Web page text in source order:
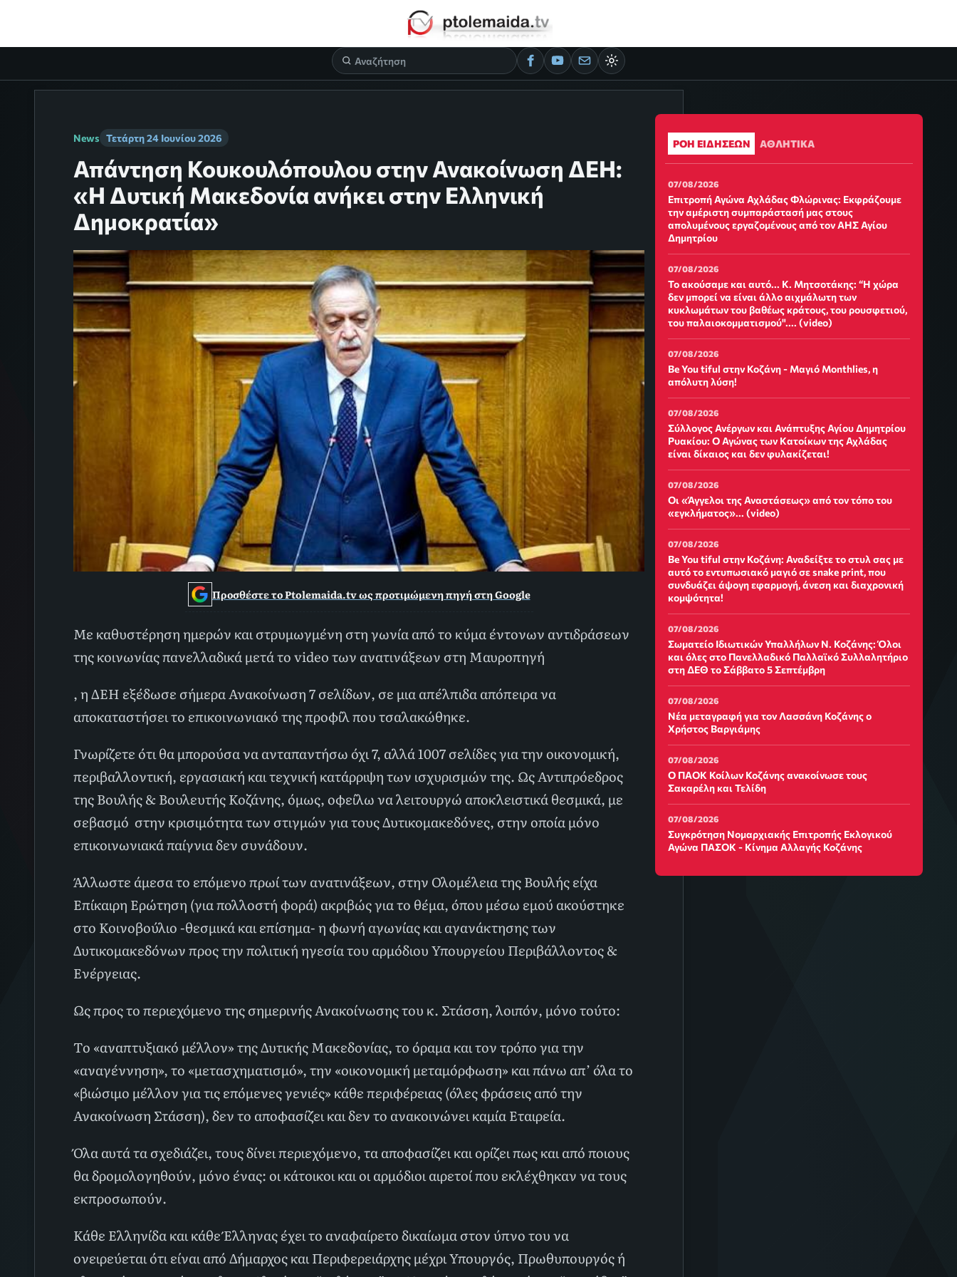
News Τετάρτη 24 Ιουνίου 2026
Απάντηση Κουκουλόπουλου στην Ανακοίνωση ΔΕΗ:
«Η Δυτική Μακεδονία ανήκει στην Ελληνική
Δημοκρατία»
Προσθέστε το Ptolemaida.tv ως προτιμώμενη πηγή στη Google
Με καθυστέρηση ημερών και στρυμωγμένη στη γωνία από το κύμα έντονων αντιδράσεων
της κοινωνίας πανελλαδικά μετά το video των ανατινάξεων στη Μαυροπηγή
, η ΔΕΗ εξέδωσε σήμερα Ανακοίνωση 7 σελίδων, σε μια απέλπιδα απόπειρα να
αποκαταστήσει το επικοινωνιακό της προφίλ που τσαλακώθηκε.
Γνωρίζετε ότι θα μπορούσα να ανταπαντήσω όχι 7, αλλά 1007 σελίδες για την οικονομική,
περιβαλλοντική, εργασιακή και τεχνική κατάρριψη των ισχυρισμών της. Ως Αντιπρόεδρος
της Βουλής & Βουλευτής Κοζάνης, όμως, οφείλω να λειτουργώ αποκλειστικά θεσμικά, με
σεβασμό στην κρισιμότητα των στιγμών για τους Δυτικομακεδόνες, στην οποία μόνο
επικοινωνιακά παίγνια δεν συνάδουν.
Άλλωστε άμεσα το επόμενο πρωί των ανατινάξεων, στην Ολομέλεια της Βουλής είχα
Επίκαιρη Ερώτηση (για πολλοστή φορά) ακριβώς για το θέμα, όπου μέσω εμού ακούστηκε
στο Κοινοβούλιο -θεσμικά και επίσημα- η φωνή αγωνίας και αγανάκτησης των
Δυτικομακεδόνων προς την πολιτική ηγεσία του αρμόδιου Υπουργείου Περιβάλλοντος &
Ενέργειας.
Ως προς το περιεχόμενο της σημερινής Ανακοίνωσης του κ. Στάσση, λοιπόν, μόνο τούτο:
Το «αναπτυξιακό μέλλον» της Δυτικής Μακεδονίας, το όραμα και τον τρόπο για την
«αναγέννηση», το «μετασχηματισμό», την «οικονομική μεταμόρφωση» και πάνω απ’ όλα το
«βιώσιμο μέλλον για τις επόμενες γενιές» κάθε περιφέρειας (όλες φράσεις από την
Ανακοίνωση Στάσση), δεν το αποφασίζει και δεν το ανακοινώνει καμία Εταιρεία.
Όλα αυτά τα σχεδιάζει, τους δίνει περιεχόμενο, τα αποφασίζει και ορίζει πως και από ποιους
θα δρομολογηθούν, μόνο ένας: οι κάτοικοι και οι αρμόδιοι αιρετοί που εκλέχθηκαν να τους
εκπροσωπούν.
Κάθε Ελληνίδα και κάθε Έλληνας έχει το αναφαίρετο δικαίωμα στον ύπνο του να
ονειρεύεται ότι είναι από Δήμαρχος και Περιφερειάρχης μέχρι Υπουργός, Πρωθυπουργός ή
ΡΟΗ ΕΙΔΗΣΕΩΝ ΑΘΛΗΤΙΚΑ
07/08/2026
Επιτροπή Αγώνα Αχλάδας Φλώρινας: Εκφράζουμε
την αμέριστη συμπαράστασή μας στους
απολυμένους εργαζομένους από τον ΑΗΣ Αγίου
Δημητρίου
07/08/2026
Το ακούσαμε και αυτό... Κ. Μητσοτάκης: “Η χώρα
δεν μπορεί να είναι άλλο αιχμάλωτη των
κυκλωμάτων του βαθέως κράτους, του ρουσφετιού,
του παλαιοκομματισμού".... (video)
07/08/2026
Be You tiful στην Κοζάνη - Μαγιό Monthlies, η
απόλυτη λύση!
07/08/2026
Σύλλογος Ανέργων και Ανάπτυξης Αγίου Δημητρίου
Ρυακίου: Ο Αγώνας των Κατοίκων της Αχλάδας
είναι δίκαιος και δεν φυλακίζεται!
07/08/2026
Οι «Άγγελοι της Αναστάσεως» από τον τόπο του
«εγκλήματος»... (video)
07/08/2026
Be You tiful στην Κοζάνη: Αναδείξτε το στυλ σας με
αυτό το εντυπωσιακό μαγιό σε snake print, που
συνδυάζει άψογη εφαρμογή, άνεση και διαχρονική
κομψότητα!
07/08/2026
Σωματείο Ιδιωτικών Υπαλλήλων Ν. Κοζάνης: Όλοι
και όλες στο Πανελλαδικό Παλλαϊκό Συλλαλητήριο
στη ΔΕΘ το Σάββατο 5 Σεπτέμβρη
07/08/2026
Νέα μεταγραφή για τον Λασσάνη Κοζάνης ο
Χρήστος Βαργιάμης
07/08/2026
Ο ΠΑΟΚ Κοίλων Κοζάνης ανακοίνωσε τους
Σακαρέλη και Τελίδη
07/08/2026
Συγκρότηση Νομαρχιακής Επιτροπής Εκλογικού
Αγώνα ΠΑΣΟΚ - Κίνημα Αλλαγής Κοζάνης